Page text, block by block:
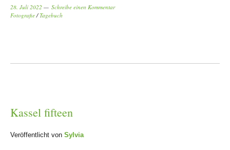
28. Juli 2022
Schreibe einen Kommentar
Fotografie /Tagebuch
Kassel fifteen
Veröffentlicht von Sylvia